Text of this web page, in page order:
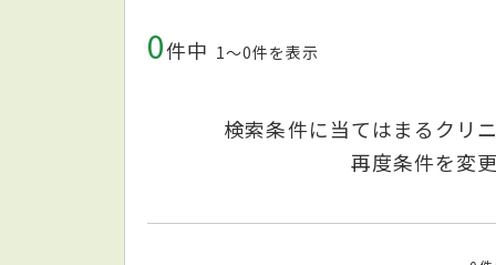
0件中 1〜0件を表示
検索条件に当てはまるクリ
再度条件を変